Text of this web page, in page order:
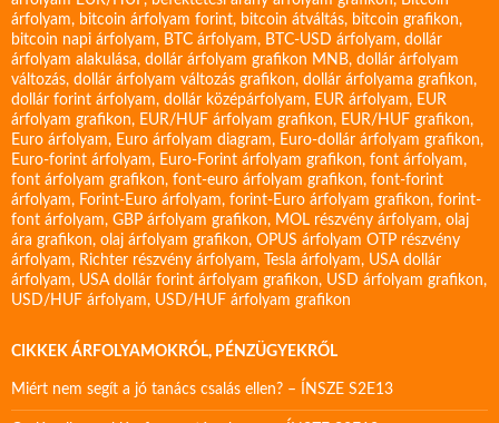
árfolyam, bitcoin árfolyam forint, bitcoin átváltás, bitcoin grafikon,
bitcoin napi árfolyam, BTC árfolyam, BTC-USD árfolyam, dollár
árfolyam alakulása, dollár árfolyam grafikon MNB, dollár árfolyam
változás, dollár árfolyam változás grafikon, dollár árfolyama grafikon,
dollár forint árfolyam, dollár középárfolyam, EUR árfolyam, EUR
árfolyam grafikon, EUR/HUF árfolyam grafikon, EUR/HUF grafikon,
Euro árfolyam, Euro árfolyam diagram, Euro-dollár árfolyam grafikon,
Euro-forint árfolyam, Euro-Forint árfolyam grafikon, font árfolyam,
font árfolyam grafikon, font-euro árfolyam grafikon, font-forint
árfolyam, Forint-Euro árfolyam, forint-Euro árfolyam grafikon, forint-
font árfolyam, GBP árfolyam grafikon, MOL részvény árfolyam, olaj
ára grafikon, olaj árfolyam grafikon, OPUS árfolyam OTP részvény
árfolyam, Richter részvény árfolyam, Tesla árfolyam, USA dollár
árfolyam, USA dollár forint árfolyam grafikon, USD árfolyam grafikon,
USD/HUF árfolyam, USD/HUF árfolyam grafikon
CIKKEK ÁRFOLYAMOKRÓL, PÉNZÜGYEKRŐL
Miért nem segít a jó tanács csalás ellen? – ÍNSZE S2E13